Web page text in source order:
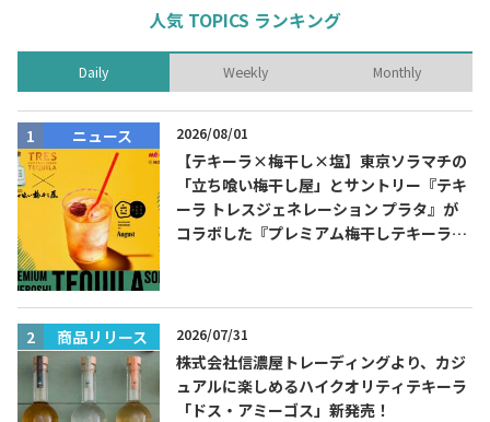
Events List
お問合せ
Contact
テキーラ・メスカルが飲める
バー＆レストラン
Bar & Restaurant
Tequila Journal SNS
人気 TOPICS ランキング
Daily Weekly Monthly
ニュース 2026/08/01
【テキーラ×梅干し×塩】東京ソラマチの
「立ち喰い梅干し屋」とサントリー『テキ
ーラ トレスジェネレーション プラタ』が
コラボした『プレミアム梅干しテキーラソ
商品リリース 2026/07/31
株式会社信濃屋トレーディングより、カジ
ュアルに楽しめるハイクオリティテキーラ
「ドス・アミーゴス」新発売！